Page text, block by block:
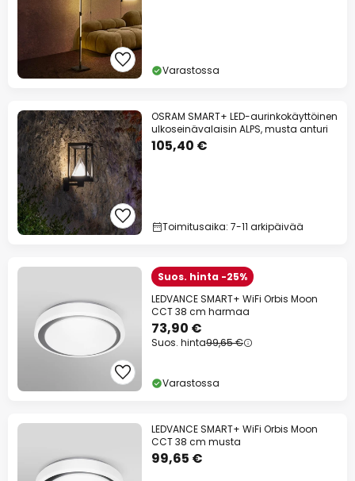
Varastossa
OSRAM SMART+ LED-aurinkokäyttöinen
ulkoseinävalaisin ALPS, musta anturi
105,40 €
Toimitusaika: 7-11 arkipäivää
Suos. hinta -25%
LEDVANCE SMART+ WiFi Orbis Moon
CCT 38 cm harmaa
73,90 €
Suos. hinta99,65 €
Varastossa
LEDVANCE SMART+ WiFi Orbis Moon
CCT 38 cm musta
99,65 €